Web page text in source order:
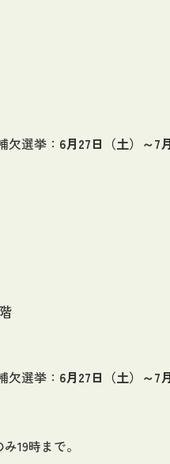
欠選挙： 6月27日（土）～7
欠選挙： 6月27日（土）～7
19時まで。